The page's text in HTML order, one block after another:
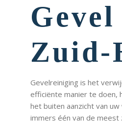
Zuid-
Gevelreiniging is het
efficiënte manier te doen,
het buiten aanzicht van
immers één van de